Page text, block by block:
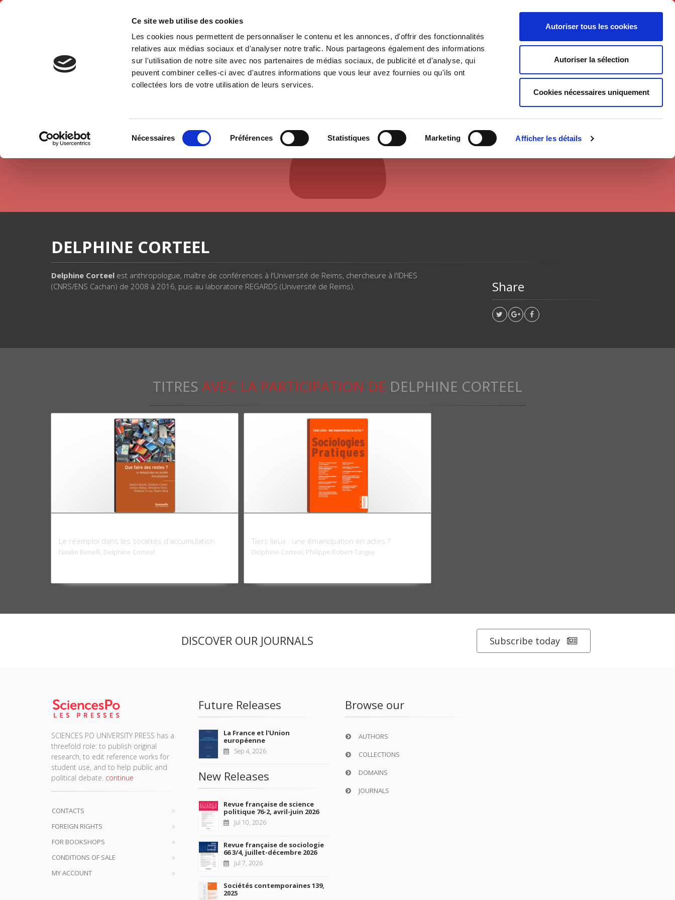
Ce site web utilise des cookies
Les cookies nous permettent de personnaliser le contenu et les annonces, d'offrir des fonctionnalités
relatives aux médias sociaux et d'analyser notre trafic. Nous partageons également des informations
sur l'utilisation de notre site avec nos partenaires de médias sociaux, de publicité et d'analyse, qui
peuvent combiner celles-ci avec d'autres informations que vous leur avez fournies ou qu'ils ont
collectées lors de votre utilisation de leurs services.
Nécessaires Préférences Statistiques Marketing Afficher les détails
Autoriser tous les cookies
Autoriser la sélection
Cookies nécessaires uniquement
English
Home Environment History International Politics
Home Delphine Corteel
AUTHORS & CONTRIBUTORS
DELPHINE CORTEEL
Delphine Corteel est anthropologue, maître de conférences à l'Université de Reims, chercheure à l'IDHES
(CNRS/ENS Cachan) de 2008 à 2016, puis au laboratoire REGARDS (Université de Reims).
Share
TITRES AVEC LA PARTICIPATION DE DELPHINE CORTEEL
Le réemploi dans les sociétés d'accumulation
Natalie Benelli, Delphine Corteel
Tiers lieux : une émancipation en actes ?
Delphine Corteel, Philippe Robert-Tanguy
DISCOVER OUR JOURNALS Subscribe today
SCIENCES PO UNIVERSITY PRESS has a
threefold role: to publish original
research, to edit reference works for
student use, and to help public and
political debate. continue
CONTACTS
FOREIGN RIGHTS
FOR BOOKSHOPS
CONDITIONS OF SALE
MY ACCOUNT
Future Releases
La France et l'Union
européenne
Sep 4, 2026
New Releases
Revue française de science
politique 76-2, avril-juin 2026
Jul 10, 2026
Revue française de sociologie
66 3/4, juillet-décembre 2026
Jul 7, 2026
Sociétés contemporaines 139,
2025
Browse our
AUTHORS
COLLECTIONS
DOMAINS
JOURNALS